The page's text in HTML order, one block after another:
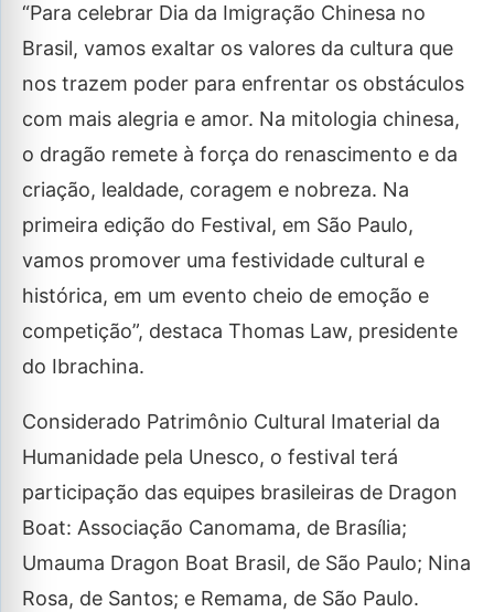
“Para celebrar Dia da Imigração Chinesa no
Brasil, vamos exaltar os valores da cultura que
nos trazem poder para enfrentar os obstáculos
com mais alegria e amor. Na mitologia chinesa,
o dragão remete à força do renascimento e da
criação, lealdade, coragem e nobreza. Na
primeira edição do Festival, em São Paulo,
vamos promover uma festividade cultural e
histórica, em um evento cheio de emoção e
competição”, destaca Thomas Law, presidente
do Ibrachina.
Considerado Patrimônio Cultural Imaterial da
Humanidade pela Unesco, o festival terá
participação das equipes brasileiras de Dragon
Boat: Associação Canomama, de Brasília;
Umauma Dragon Boat Brasil, de São Paulo; Nina
Rosa, de Santos; e Remama, de São Paulo.